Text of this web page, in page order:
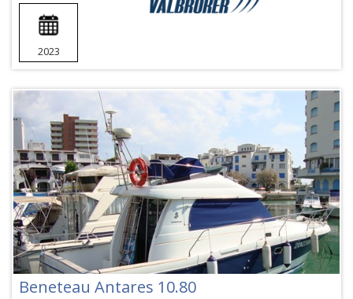
2023
Beneteau Antares 10.80